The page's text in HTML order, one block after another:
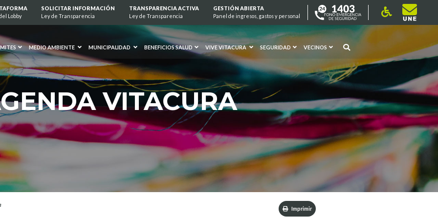
Lobby
SOLICITAR INFORMACIÓN
Ley de Transparencia
TRANSPARENCIA ACTIVA
Ley de Transparencia
GESTIÓN ABIERTA
Panel de ingresos, gastos y personal
MEDIO AMBIENTE MUNICIPALIDAD BENEFICIOS SALUD VIVE VITACURA SEGURIDAD VECINOS
VITACURA
Imprimir